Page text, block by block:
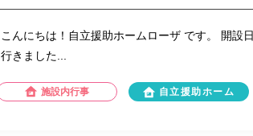
こんにちは！自立援助ホームローザ です。 開設
行きました...
施設内行事 自立援助ホーム